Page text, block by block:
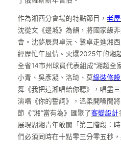
作為湘西分會場的特點節目， 老
沈從文《邊城》為韻，將國家級
會。沈夢辰與卓沅、鷺卓走進湘
經歷忙年風情。火爆2025年的湘
全省14市州球員代表組成“湘超全
小青、吳彥凝、洛琦、莫綠裝修
舞《我把這湘唱給你聽》，唱盡
演唱《你的誓詞》，溫柔開嗓間
節《“湘”當有為》匯聚了客變設計
展現湖湘青年敢闖「第三階段：
們必須同時在十點零三分零五秒